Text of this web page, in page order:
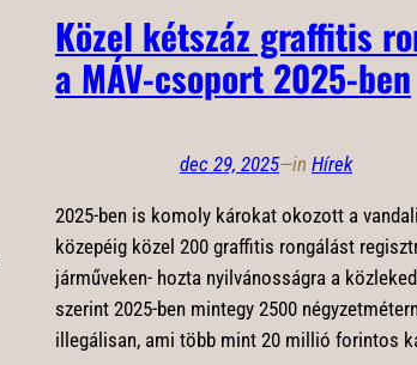
Közel kétszáz graffitis
a MÁV-csoport 2025-ben
dec 29, 2025—in Hírek
2025-ben is komoly károkat okozott a
közepéig közel 200 graffitis rongálást
járműveken- hozta nyilvánosságra a
szerint 2025-ben mintegy 2500
illegálisan, ami több mint 20 millió forintos